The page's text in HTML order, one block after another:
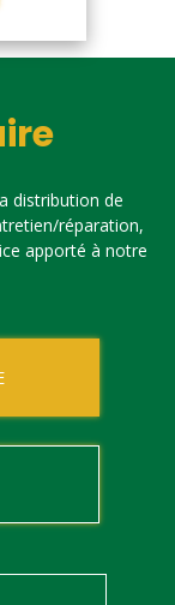
distribution de
réparation,
apporté à notre